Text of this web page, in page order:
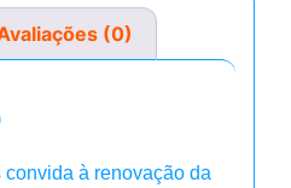
(0)
à renovação da